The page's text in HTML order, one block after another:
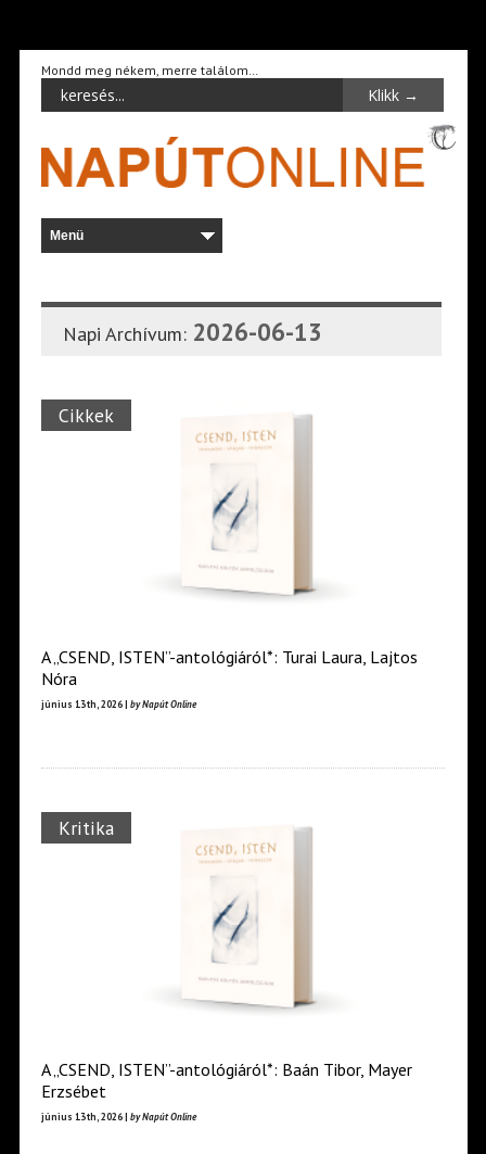
Mondd meg nékem, merre találom…
Napi Archívum: 2026-06-13
Cikkek
A „CSEND, ISTEN”-antológiáról*: Turai Laura, Lajtos
Nóra
június 13th, 2026 | by Napút Online
Kritika
A „CSEND, ISTEN”-antológiáról*: Baán Tibor, Mayer
Erzsébet
június 13th, 2026 | by Napút Online